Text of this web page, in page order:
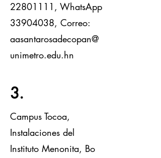
22801111 , WhatsApp
33904038, Correo:
aasantarosadecopan@
unimetro.edu.hn
3.
Campus Tocoa,
Instalaciones del
Instituto Menonita, Bo